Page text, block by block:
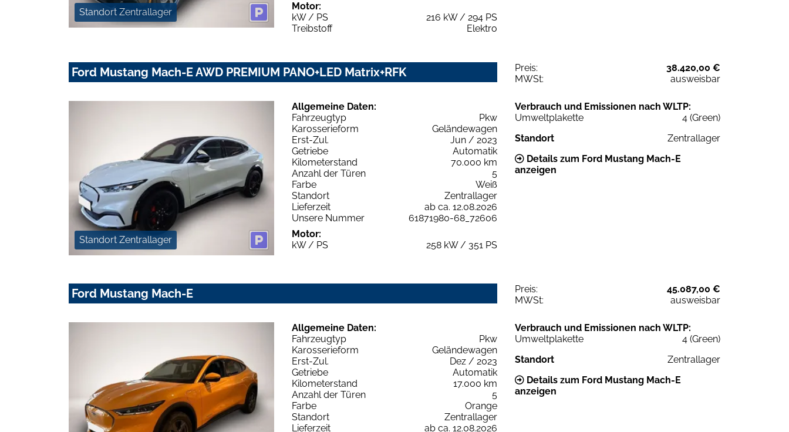
Standort Zentrallager
Motor:
kW / PS
216 kW / 294 PS
Treibstoff
Elektro
Ford Mustang Mach-E AWD PREMIUM PANO+LED Matrix+RFK Preis:
38.420,00 €
MWSt:
ausweisbar
Standort Zentrallager
Allgemeine Daten:
Fahrzeugtyp
Pkw
Karosserieform
Geländewagen
Erst-Zul.
Jun / 2023
Getriebe
Automatik
Kilometerstand
70.000 km
Anzahl der Türen
5
Farbe
Weiß
Standort
Zentrallager
Lieferzeit
ab ca. 12.08.2026
Unsere Nummer
61871980-68_72606
Motor:
kW / PS
258 kW / 351 PS
Verbrauch und Emissionen nach WLTP:
Umweltplakette
4 (Green)
Standort
Zentrallager
Details zum Ford Mustang Mach-E
anzeigen
Ford Mustang Mach-E Preis:
45.087,00 €
MWSt:
ausweisbar
Allgemeine Daten:
Fahrzeugtyp
Pkw
Karosserieform
Geländewagen
Erst-Zul.
Dez / 2023
Getriebe
Automatik
Kilometerstand
17.000 km
Anzahl der Türen
5
Farbe
Orange
Standort
Zentrallager
Lieferzeit
ab ca. 12.08.2026
Verbrauch und Emissionen nach WLTP:
Umweltplakette
4 (Green)
Standort
Zentrallager
Details zum Ford Mustang Mach-E
anzeigen